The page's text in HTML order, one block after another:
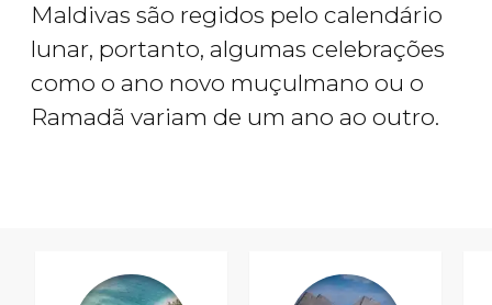
Maldivas são regidos pelo calendário
lunar, portanto, algumas celebrações
como o ano novo muçulmano ou o
Ramadã variam de um ano ao outro.